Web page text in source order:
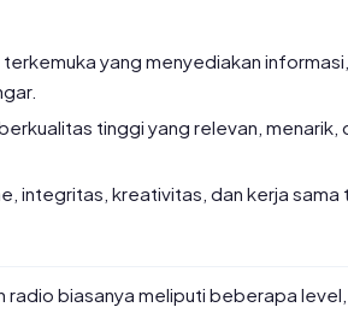
yang menyediakan
tinggi yang relevan, menarik,
integritas, kreativitas, dan kerja sama
radio biasanya meliputi beberapa